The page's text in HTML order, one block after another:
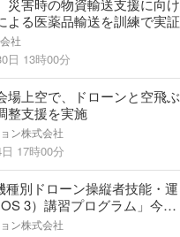
災害時の物資輸送支援に向け
よる医薬品輸送を訓練で実証
社
日 13時00分
場上空で、ドローンと空飛ぶ
整支援を実施
ン株式会社
17時00分
種別ドローン操縦者技能・運
3）講習プログラム」今秋
ン株式会社